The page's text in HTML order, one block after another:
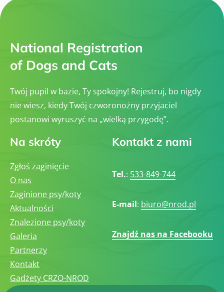
National Registration
of Dogs and Cats
Twój pupil w bazie, Ty spokojny! Rejestruj, bo nigdy
nie wiesz, kiedy Twój czworonożny przyjaciel
postanowi wyruszyć na „wielką przygodę”.
Na skróty
Zgłoś zaginięcie
O nas
Zaginione psy/koty
Aktualności
Znalezione psy/koty
Galeria
Partnerzy
Kontakt
Gadżety CRZO-NROD
Kontakt z nami
Tel.: 533-849-744
E-mail: biuro@nrod.pl
Znajdź nas na Facebooku